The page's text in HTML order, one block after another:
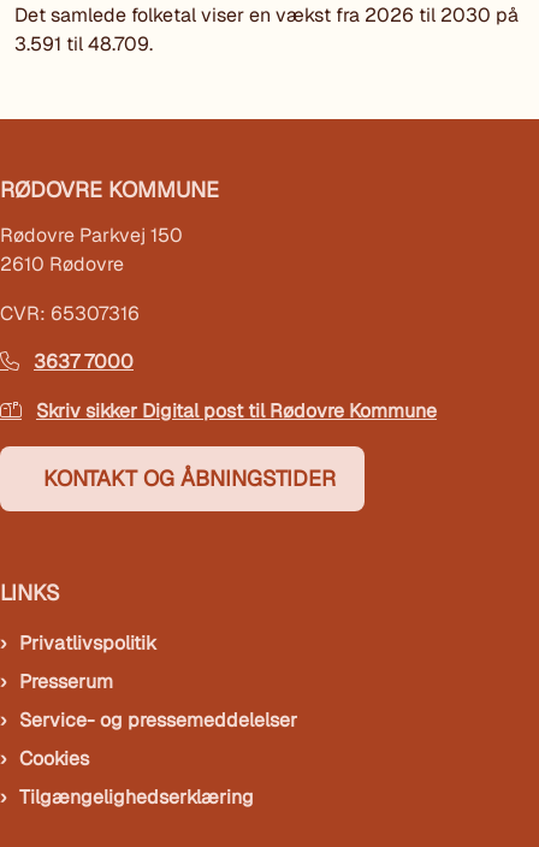
Det samlede folketal viser en vækst fra 2026 til 2030 på
3.591 til 48.709.
RØDOVRE KOMMUNE
Rødovre Parkvej 150
2610 Rødovre
CVR: 65307316
3637 7000
Skriv sikker Digital post til Rødovre Kommune
KONTAKT OG ÅBNINGSTIDER
LINKS
Privatlivspolitik
Presserum
Service- og pressemeddelelser
Cookies
Tilgængelighedserklæring